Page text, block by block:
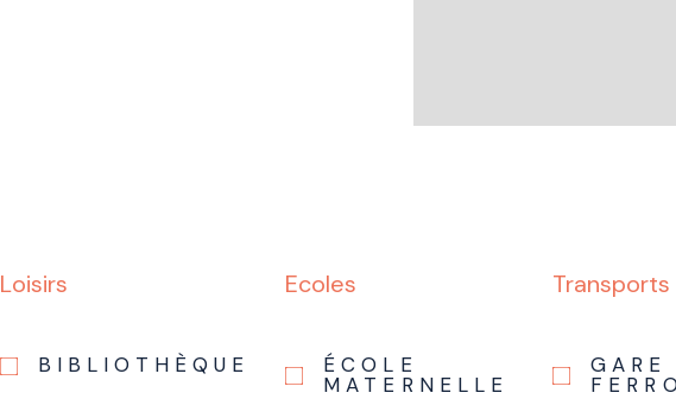
Loisirs
BIBLIOTHÈQUE
Ecoles
ÉCOLE
MATERNELLE
Transports
GARE